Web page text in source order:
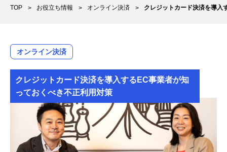
TOP お役立ち情報 オンライン決済 クレジットカード決済を導入
オンライン決済
クレジットカード決済を導入するEC事業者が知
っておくべき不正利用対策